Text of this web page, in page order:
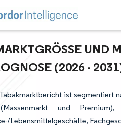
UND
(2026 - 2031)
ist segmentiert
und
Lebensmittelgeschäfte,